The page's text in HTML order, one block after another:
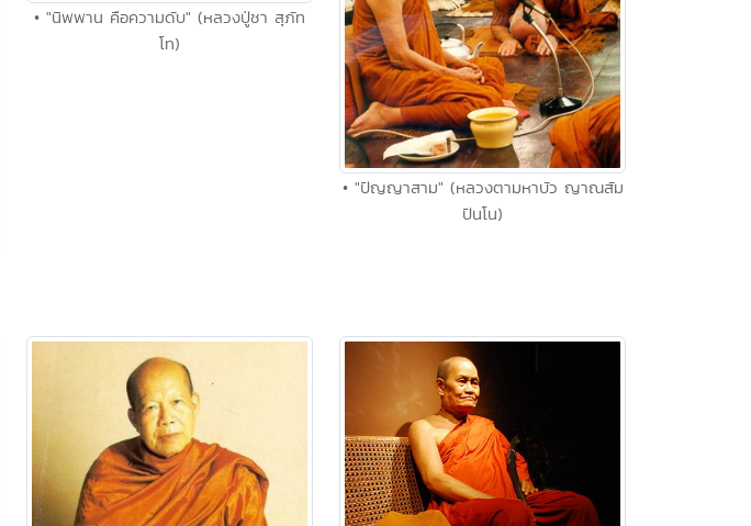
• "นิพพาน คือความดับ" (หลวงปู่ชา สุภัท
โท)
• "ปัญญาสาม" (หลวงตามหาบัว ญาณสัม
ปันโน)